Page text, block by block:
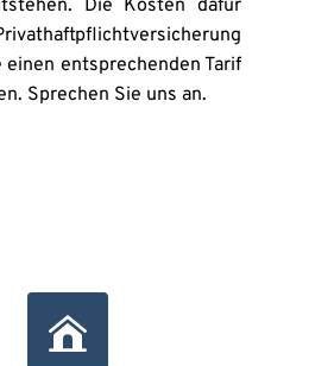
Die Kosten dafür
einen entsprechenden Tarif
Sprechen Sie uns an.